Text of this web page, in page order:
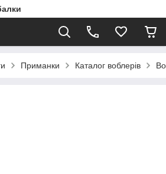
Приманки Каталог воблерів